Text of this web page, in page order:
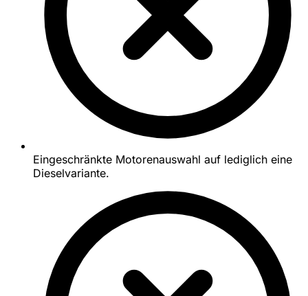
Eingeschränkte Motorenauswahl auf lediglich eine
Dieselvariante.